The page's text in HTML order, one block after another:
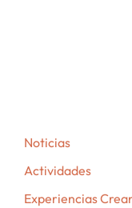
Noticias
Actividades
Experiencias